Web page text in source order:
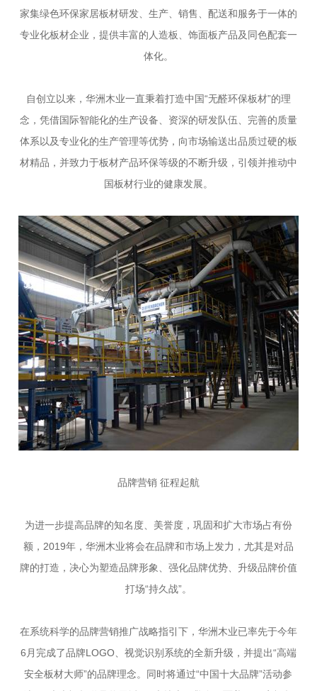
家集绿色环保家居板材研发、生产、销售、配送和服务于一体的
专业化板材企业，提供丰富的人造板、饰面板产品及同色配套一
体化。
自创立以来，华洲木业一直秉着打造中国“无醛环保板材”的理
念，凭借国际智能化的生产设备、资深的研发队伍、完善的质量
体系以及专业化的生产管理等优势，向市场输送出品质过硬的板
材精品，并致力于板材产品环保等级的不断升级，引领并推动中
国板材行业的健康发展。
品牌营销 征程起航
为进一步提高品牌的知名度、美誉度，巩固和扩大市场占有份
额，2019年，华洲木业将会在品牌和市场上发力，尤其是对品
牌的打造，决心为塑造品牌形象、强化品牌优势、升级品牌价值
打场“持久战”。
在系统科学的品牌营销推广战略指引下，华洲木业已率先于今年
6月完成了品牌LOGO、视觉识别系统的全新升级，并提出“高端
安全板材大师”的品牌理念。同时将通过“中国十大品牌”活动参